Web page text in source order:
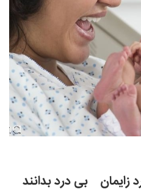
زایمان بی درد بدانند